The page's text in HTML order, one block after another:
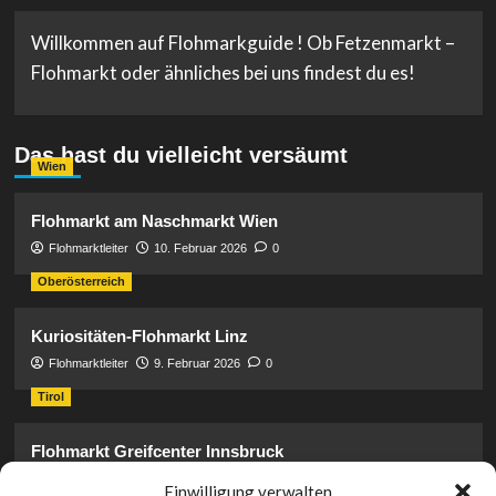
Einwilligung verwalten
Willkommen auf Flohmarkguide ! Ob Fetzenmarkt –
Flohmarkt oder ähnliches bei uns findest du es!
Das hast du vielleicht versäumt
Wien
Flohmarkt am Naschmarkt Wien
Flohmarktleiter 10. Februar 2026 0
Oberösterreich
Kuriositäten-Flohmarkt Linz
Flohmarktleiter 9. Februar 2026 0
Tirol
Flohmarkt Greifcenter Innsbruck